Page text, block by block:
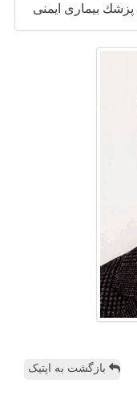
پزشك بیماری ایمنی
بازگشت به اپتیک